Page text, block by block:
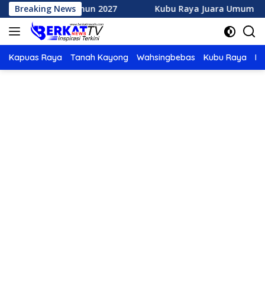
Langsung
ke
konten
Breaking News
Tahun 2027 Kubu Raya Juara Umum MTQ XXXIV
Kapuas Raya Tanah Kayong Wahsingbebas Kubu Raya